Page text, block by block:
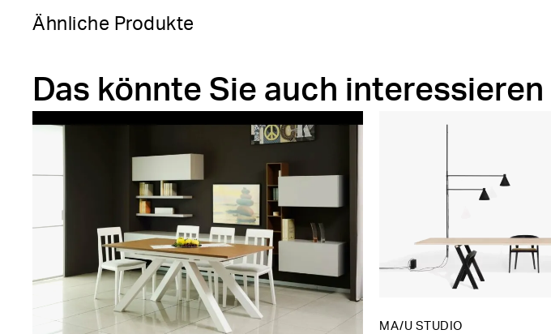
Ähnliche Produkte
Das könnte Sie auch interessieren
MA/U STUDIO